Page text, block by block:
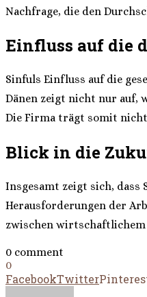
Nachfrage, die den
Einfluss auf die
Sinfuls Einfluss auf die
Dänen zeigt nicht nur auf,
Die Firma trägt somit
Blick in die
Insgesamt zeigt sich, dass
Herausforderungen der
zwischen wirtschaftlichem
0 comment
0
FacebookTwitter